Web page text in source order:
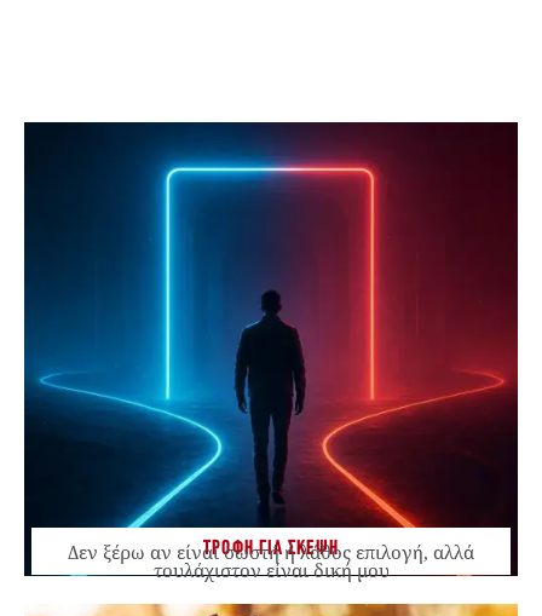
ΤΡΟΦΗ ΓΙΑ ΣΚΕΨΗ
Δεν ξέρω αν είναι σωστή ή λάθος επιλογή, αλλά
τουλάχιστον είναι δική μου